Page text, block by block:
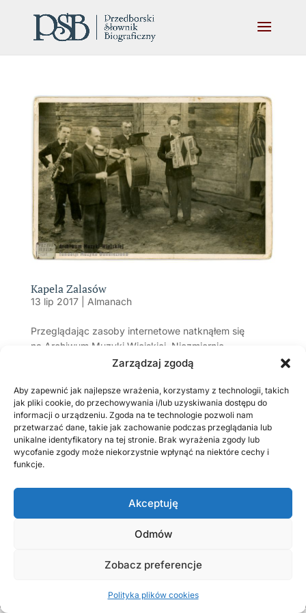
Zarządzaj zgodą
Aby zapewnić jak najlepsze wrażenia, korzystamy z technologii, takich
jak pliki cookie, do przechowywania i/lub uzyskiwania dostępu do
informacji o urządzeniu. Zgoda na te technologie pozwoli nam
przetwarzać dane, takie jak zachowanie podczas przeglądania lub
unikalne identyfikatory na tej stronie. Brak wyrażenia zgody lub
wycofanie zgody może niekorzystnie wpłynąć na niektóre cechy i
funkcje.
Akceptuję
Odmów
Zobacz preferencje
Polityka plików cookies
Kapela Zalasów
13 lip 2017| Almanach
Przeglądając zasoby internetowe natknąłem się
na Archiwum Muzyki Wiejskiej. Niezmiernie
zaskoczony byłem wpisując hasło wyszukiwania
zdjęcia i utwory muzyczne powiązane są z naszym...
Ostatnio dodane
W sutannie i ze strzelbą
GAJ Stanisław (1900 – 1920), żołnierz wojny 1920 r.
OLSZEWSKI Feliks Antoni (1892-1920), żandarm
Pamiętnik burmistrza miasta Przedborza Konstantego